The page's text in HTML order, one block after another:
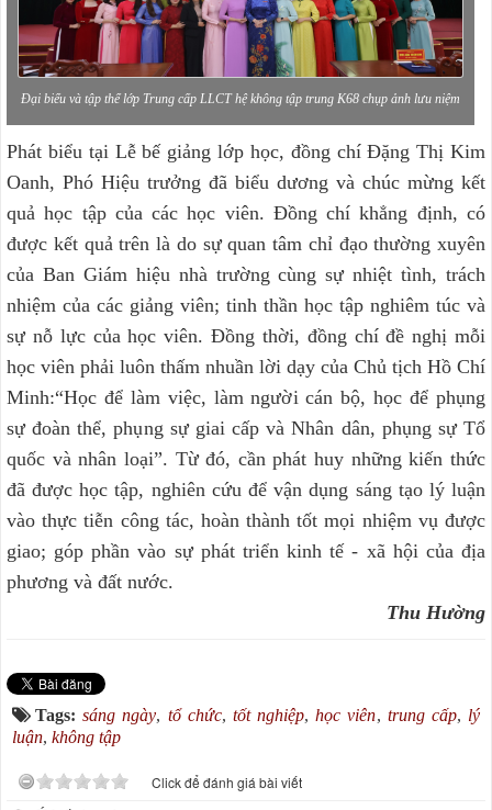
Đại biểu và tập thể lớp Trung cấp LLCT hệ không tập trung K68 chụp ảnh lưu niệm
Phát biểu tại Lễ bế giảng lớp học, đồng chí Đặng Thị Kim
Oanh, Phó Hiệu trưởng đã biểu dương và chúc mừng kết
quả học tập của các học viên. Đồng chí khẳng định, có
được kết quả trên là do sự quan tâm chỉ đạo thường xuyên
của Ban Giám hiệu nhà trường cùng sự nhiệt tình, trách
nhiệm của các giảng viên; tinh thần học tập nghiêm túc và
sự nỗ lực của học viên. Đồng thời, đồng chí đề nghị mỗi
học viên phải luôn thấm nhuần lời dạy của Chủ tịch Hồ Chí
Minh:“Học để làm việc, làm người cán bộ, học để phụng
sự đoàn thể, phụng sự giai cấp và Nhân dân, phụng sự Tổ
quốc và nhân loại”. Từ đó, cần phát huy những kiến thức
đã được học tập, nghiên cứu để vận dụng sáng tạo lý luận
vào thực tiễn công tác, hoàn thành tốt mọi nhiệm vụ được
giao; góp phần vào sự phát triển kinh tế - xã hội của địa
phương và đất nước.
Thu Hường
Tags:sáng ngày, tổ chức, tốt nghiệp,học viên, trung cấp, lý
luận, không tập
Click để đánh giá bài viết